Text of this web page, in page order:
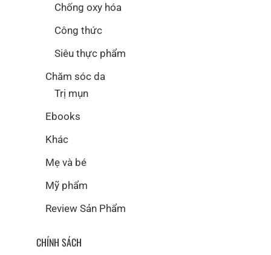
Chống oxy hóa
Công thức
Siêu thực phẩm
Chăm sóc da
Trị mụn
Ebooks
Khác
Mẹ và bé
Mỹ phẩm
Review Sản Phẩm
CHÍNH SÁCH